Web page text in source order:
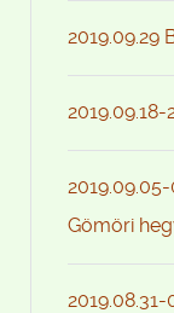
2019.09.29
Gömöri